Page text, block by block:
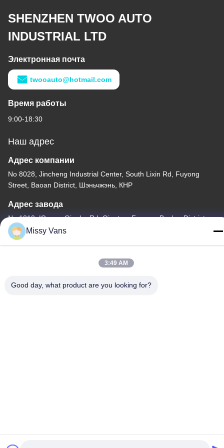
SHENZHEN TWOO AUTO
INDUSTRIAL LTD
Электронная почта
twooauto@hotmail.com
Время работы
9:00-18:30
Наш адрес
Адрес компании
No 8028, Jincheng Industrial Center, South Lixin Rd, Fuyong
Street, Baoan District, Шэньчжэнь, КНР
Адрес завода
No 1010, Южная Qiaohe Rd, Qiaotou, Fuyong, Bao'an District,
Шэньчжэнь, КНР
Тел.
Missy Vans
3:49 AM
Good day, what product are you looking for?